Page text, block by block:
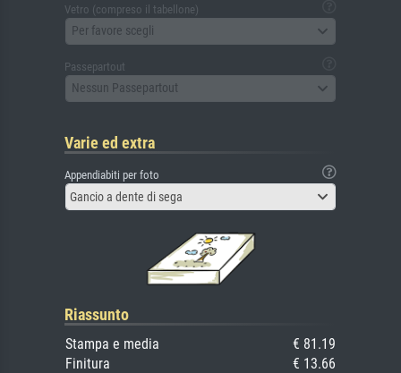
Vetro (compreso il tabellone)
Per favore scegli
Passepartout
Nessun Passepartout
Varie ed extra
Appendiabiti per foto
Gancio a dente di sega
Riassunto
Stampa e media
€ 81.19
Finitura
€ 13.66